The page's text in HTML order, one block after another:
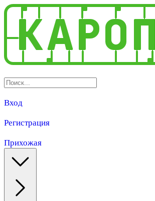
Вход
Регистрация
Прихожая